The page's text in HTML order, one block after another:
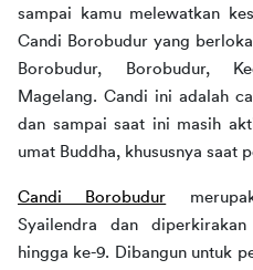
sampai kamu melewatkan
Candi Borobudur yang
Borobudur, Borobudur,
Magelang. Candi ini adalah
dan sampai saat ini masih
umat Buddha, khususnya saat
Candi Borobudur
Syailendra dan
hingga ke-9. Dibangun untuk